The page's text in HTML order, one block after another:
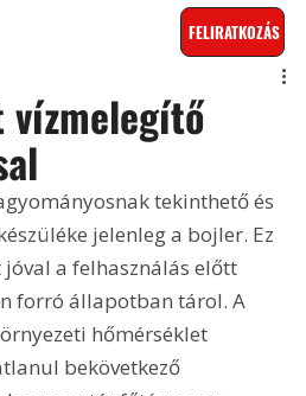
FELIRATKOZÁS
vízmelegítő
tekinthető és
jelenleg a bojler. Ez
a felhasználás előtt
forró állapotban tárol. A
hőmérséklet
bekövetkező